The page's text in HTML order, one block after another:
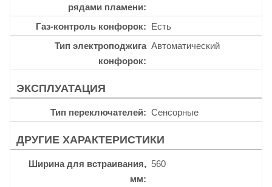
рядами пламени
Газ-контроль конфорок
Есть
Тип электроподжига
конфорок
Автоматический
ЭКСПЛУАТАЦИЯ
Тип переключателей Сенсорные
ДРУГИЕ ХАРАКТЕРИСТИКИ
Ширина для встраивания,
мм
560